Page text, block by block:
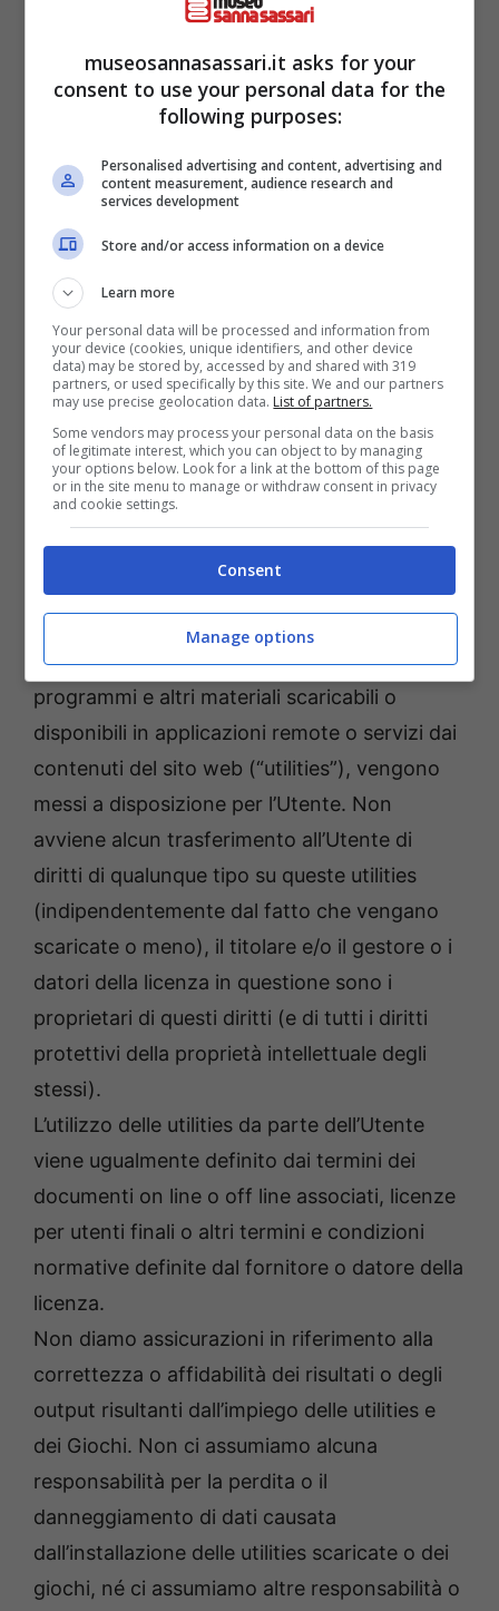
disponibile su questo sito web.
Le limitazioni e le esclusioni di responsabilità
delle presenti Condizioni trovano
applicazione indipendentemente dal fatto
che la responsabilità sia rivendicata in base a
diritto contrattuale, diritto civile (negligenza e
diffamazione comprese), responsabilità
indipendente dal danno, ferimento di
garanzie o altro fondamento legale.
Responsabilità scaricamento
software e applicazioni on line
Qualunque driver, software, programma
(compresi tra l’altro aggiornamenti di
qualunque tipo upgrade o update), periferiche
e applicazioni d’altro tipo, servizi o utilities
informatiche nonché ogni file e immagine
contenuto o originato da software,
programmi e altri materiali scaricabili o
disponibili in applicazioni remote o servizi dai
contenuti del sito web (“utilities”), vengono
messi a disposizione per l’Utente. Non
avviene alcun trasferimento all’Utente di
diritti di qualunque tipo su queste utilities
(indipendentemente dal fatto che vengano
scaricate o meno), il titolare e/o il gestore o i
datori della licenza in questione sono i
proprietari di questi diritti (e di tutti i diritti
protettivi della proprietà intellettuale degli
stessi).
L’utilizzo delle utilities da parte dell’Utente
viene ugualmente definito dai termini dei
documenti on line o off line associati, licenze
per utenti finali o altri termini e condizioni
normative definite dal fornitore o datore della
licenza.
Non diamo assicurazioni in riferimento alla
correttezza o affidabilità dei risultati o degli
output risultanti dall’impiego delle utilities e
dei Giochi. Non ci assumiamo alcuna
responsabilità per la perdita o il
danneggiamento di dati causata
dall’installazione delle utilities scaricate o dei
giochi, né ci assumiamo altre responsabilità o
museosannasassari.it asks for your
consent to use your personal data for the
following purposes:
Personalised advertising and content, advertising and
content measurement, audience research and
services development
Store and/or access information on a device
Learn more
Your personal data will be processed and information from
your device (cookies, unique identifiers, and other device
data) may be stored by, accessed by and shared with 319
partners, or used specifically by this site. We and our partners
may use precise geolocation data. List of partners.
Some vendors may process your personal data on the basis
of legitimate interest, which you can object to by managing
your options below. Look for a link at the bottom of this page
or in the site menu to manage or withdraw consent in privacy
and cookie settings.
Consent
Manage options